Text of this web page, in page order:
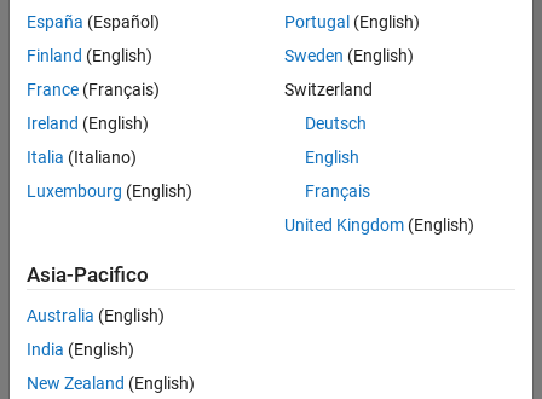
España (Español)
Finland (English)
France (Français)
Ireland (English)
Italia (Italiano)
Luxembourg (English)
Portugal (English)
Sweden (English)
Switzerland
Deutsch
English
Français
United Kingdom(English)
Asia-Pacifico
Australia (English)
India (English)
New Zealand (English)
© 1994-2026 The MathWorks, Inc.